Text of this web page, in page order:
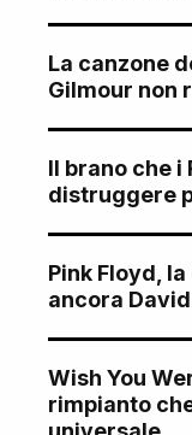
La canzone
Gilmour non
Il brano che i
distruggere
Pink Floyd,
ancora
Wish You
rimpianto